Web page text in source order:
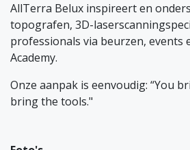
AllTerra Belux inspireert en
topografen, 3D-
professionals via beurzen, events
Academy.
Onze aanpak is eenvoudig: “You
bring the tools."